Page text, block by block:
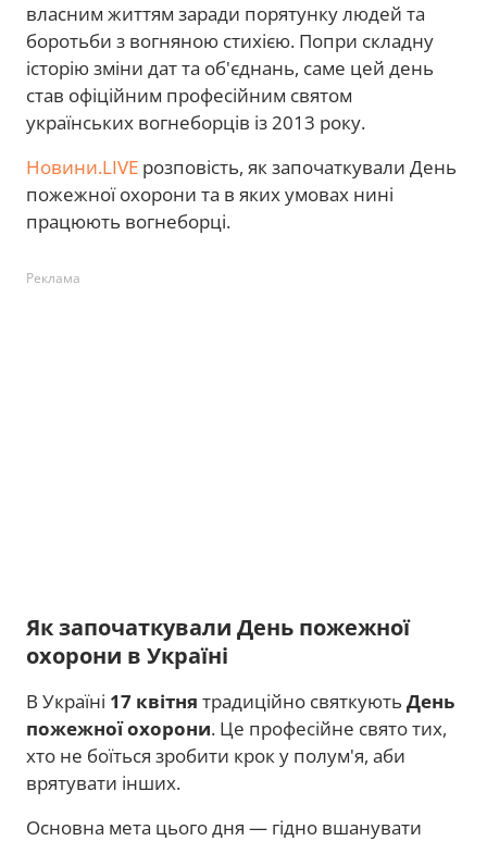
власним життям заради порятунку людей та
боротьби з вогняною стихією. Попри складну
історію зміни дат та об'єднань, саме цей день
став офіційним професійним святом
українських вогнеборців із 2013 року.
Новини.LIVE розповість, як започаткували День
пожежної охорони та в яких умовах нині
працюють вогнеборці.
Реклама
Як започаткували День пожежної
охорони в Україні
В Україні 17 квітня традиційно святкують День
пожежної охорони. Це професійне свято тих,
хто не боїться зробити крок у полум'я, аби
врятувати інших.
Основна мета цього дня — гідно вшанувати